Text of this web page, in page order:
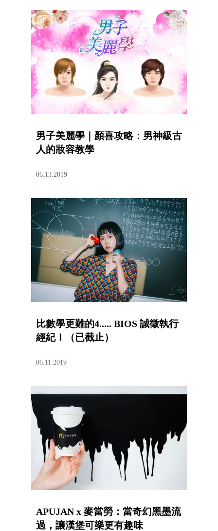
男子美麗學｜顏喜攻略：男神級古
人的妝容教學
06.13.2019
比數學更難的4..... BIOS 誠徵執行
經紀！（已截止）
06.11.2019
APUJAN x 麥當勞：當奇幻黑墨流
過，讓漢堡可樂更有趣味